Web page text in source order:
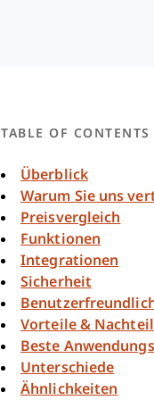
TABLE OF CONTENTS
Überblick
Warum Sie uns
Preisvergleich
Funktionen
Integrationen
Sicherheit
Vorteile &
Beste
Unterschiede
Ähnlichkeiten